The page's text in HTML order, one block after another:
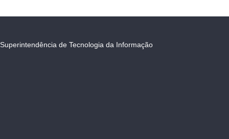
Superintendência de Tecnologia da Informação